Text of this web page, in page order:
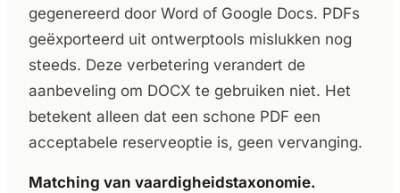
gegenereerd door Word of Google Docs. PDFs
geëxporteerd uit ontwerptools mislukken nog
steeds. Deze verbetering verandert de
aanbeveling om DOCX te gebruiken niet. Het
betekent alleen dat een schone PDF een
acceptabele reserveoptie is, geen vervanging.
Matching van vaardigheidstaxonomie.